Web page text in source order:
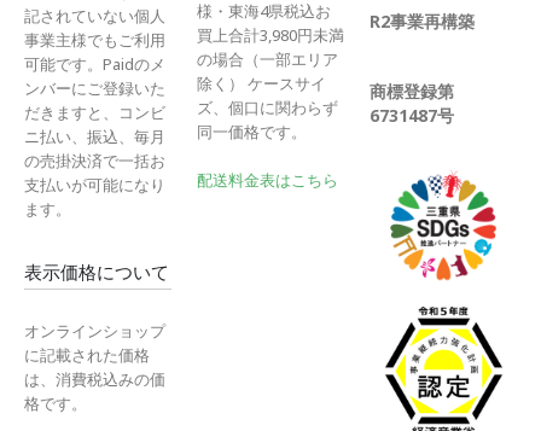
記されていない個人
事業主様でもご利用
可能です。Paidのメ
ンバーにご登録いた
だきますと、コンビ
ニ払い、振込、毎月
の売掛決済で一括お
支払いが可能になり
ます。
表示価格について
オンラインショップ
に記載された価格
は、消費税込みの価
格です。
様・東海4県税込お
買上合計3,980円未満
の場合（一部エリア
除く） ケースサイ
ズ、個口に関わらず
同一価格です。
配送料金表はこちら
R2事業再構築
商標登録第
6731487号